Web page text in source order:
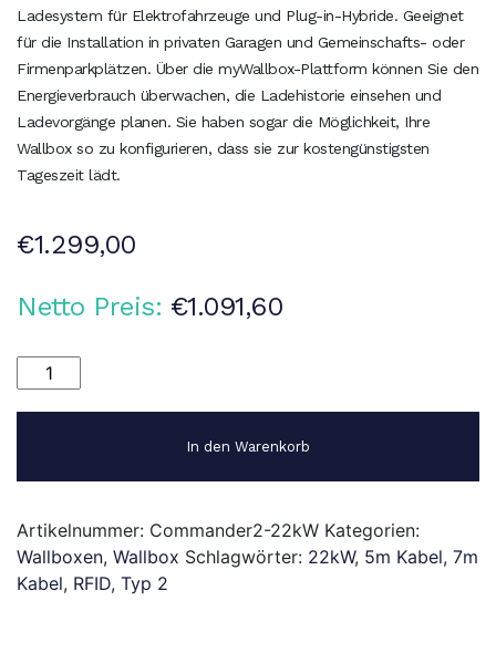
Ladesystem für Elektrofahrzeuge und Plug-in-Hybride. Geeignet
für die Installation in privaten Garagen und Gemeinschafts- oder
Firmenparkplätzen. Über die myWallbox-Plattform können Sie den
Energieverbrauch überwachen, die Ladehistorie einsehen und
Ladevorgänge planen. Sie haben sogar die Möglichkeit, Ihre
Wallbox so zu konfigurieren, dass sie zur kostengünstigsten
Tageszeit lädt.
€1.299,00
Netto Preis: €1.091,60
Wallbox
Commander
5m
Cable
Menge
In den Warenkorb
Artikelnummer: Commander2-22kW Kategorien:
Wallboxen, Wallbox Schlagwörter: 22kW, 5m Kabel, 7m
Kabel, RFID, Typ 2